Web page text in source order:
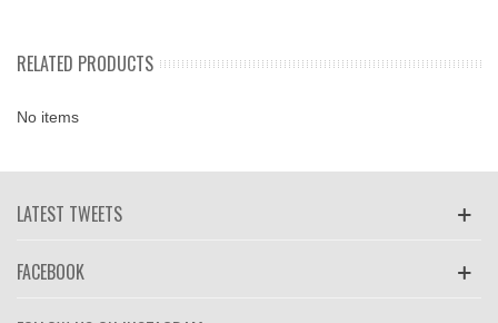
RELATED PRODUCTS
No items
LATEST TWEETS
FACEBOOK